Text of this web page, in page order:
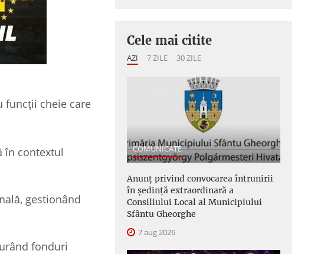
funcții cheie care
în contextul
gestionând
fonduri
Cele mai citite
AZI 7 ZILE 30 ZILE
COMUNICATE
Anunţ privind convocarea întrunirii
în şedinţă extraordinară a
Consiliului Local al Municipiului
Sfântu Gheorghe
7 aug 2026